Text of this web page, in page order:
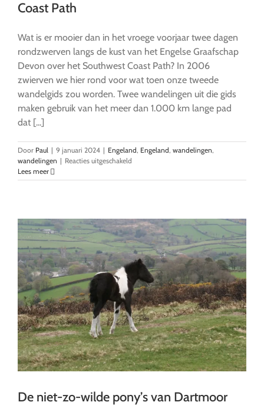
Coast Path
Wat is er mooier dan in het vroege voorjaar twee dagen
rondzwerven langs de kust van het Engelse Graafschap
Devon over het Southwest Coast Path? In 2006
zwierven we hier rond voor wat toen onze tweede
wandelgids zou worden. Twee wandelingen uit die gids
maken gebruik van het meer dan 1.000 km lange pad
dat [...]
Door Paul | 9 januari 2024 | Engeland, Engeland, wandelingen,
wandelingen | Reacties uitgeschakeld
wandelen
Coast
Path
Lees meer
De niet-zo-wilde pony’s van Dartmoor